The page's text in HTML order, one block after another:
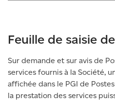
Feuille de saisie
Sur demande et sur avis de
services fournis à la Société,
affichée dans le PGI de
la prestation des services